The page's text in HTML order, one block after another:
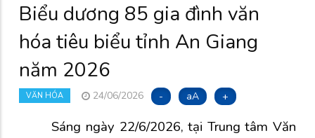
Biểu dương 85 gia đình văn
hóa tiêu biểu tỉnh An Giang
năm 2026
VĂN HÓA 24/06/2026 - aA +
Sáng ngày 22/6/2026, tại Trung tâm Văn